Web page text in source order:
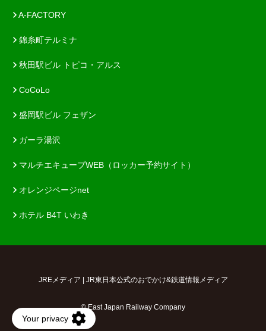
A-FACTORY
錦糸町テルミナ
秋田駅ビル トピコ・アルス
CoCoLo
盛岡駅ビル フェザン
ガーラ湯沢
マルチエキューブWEB（ロッカー予約サイト）
オレンジページnet
ホテル B4T いわき
JREメディア | JR東日本公式のおでかけ&鉄道情報メディア
© East Japan Railway Company